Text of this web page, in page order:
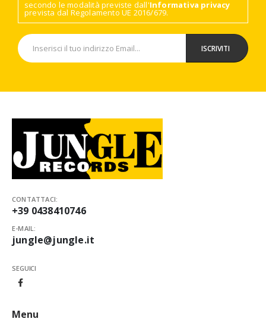
secondo le modalità previste dall'Informativa privacy
prevista dal Regolamento UE 2016/679.
CONTATTACI:
+39 0438410746
E-MAIL:
jungle@jungle.it
SEGUICI
Menu